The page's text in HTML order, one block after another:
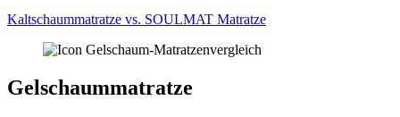
Kaltschaummatratze vs. SOULMAT Matratze
Gelschaummatratze